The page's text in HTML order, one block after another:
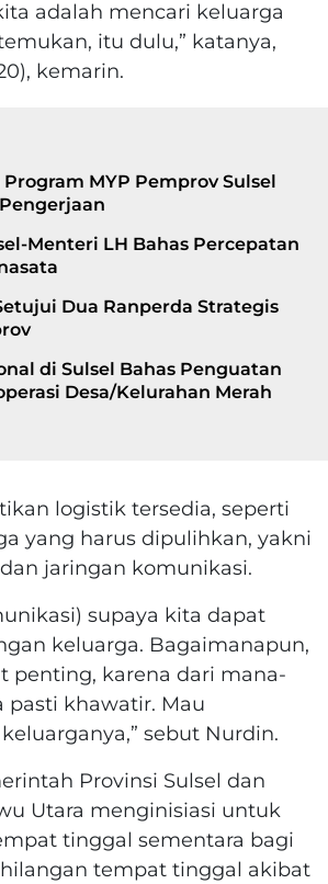
adalah mencari keluarga
itu dulu,” katanya,
kemarin.
Program MYP Pemprov Sulsel
Menteri LH Bahas Percepatan
Dua Ranperda Strategis
di Sulsel Bahas Penguatan
Desa/Kelurahan Merah
logistik tersedia, seperti
yang harus dipulihkan, yakni
jaringan komunikasi.
supaya kita dapat
keluarga. Bagaimanapun,
penting, karena dari mana-
pasti khawatir. Mau
sebut Nurdin.
Provinsi Sulsel dan
Utara menginisiasi untuk
tinggal sementara bagi
tempat tinggal akibat